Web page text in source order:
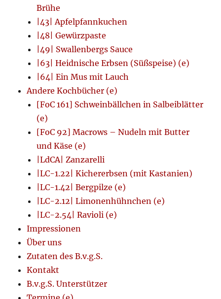
Brühe
|43| Apfelpfannkuchen
|48| Gewürzpaste
|49| Swallenbergs Sauce
|63| Heidnische Erbsen (Süßspeise) (e)
|64| Ein Mus mit Lauch
Andere Kochbücher (e)
[FoC 161] Schweinbällchen in Salbeiblätter
(e)
[FoC 92] Macrows – Nudeln mit Butter
und Käse (e)
|LdCA| Zanzarelli
|LC-1.22| Kichererbsen (mit Kastanien)
|LC-1.42| Bergpilze (e)
|LC-2.12| Limonenhühnchen (e)
|LC-2.54| Ravioli (e)
Impressionen
Über uns
Zutaten des B.v.g.S.
Kontakt
B.v.g.S. Unterstützer